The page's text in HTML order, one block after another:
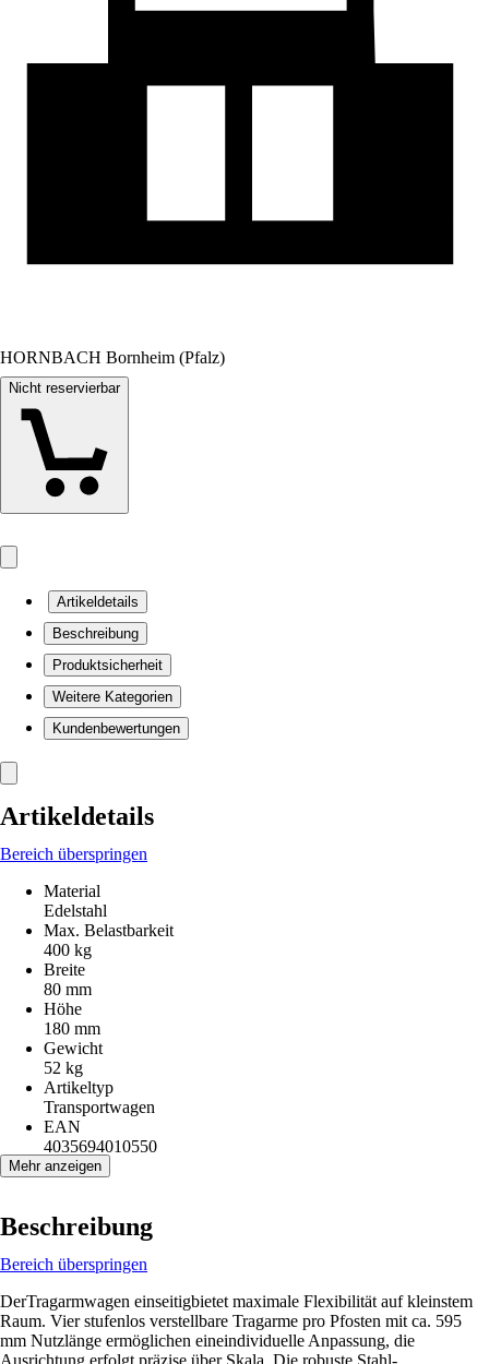
HORNBACH Bornheim (Pfalz)
Nicht reservierbar
Artikeldetails
Beschreibung
Produktsicherheit
Weitere Kategorien
Kundenbewertungen
Artikeldetails
Bereich überspringen
Material
Edelstahl
Max. Belastbarkeit
400 kg
Breite
80 mm
Höhe
180 mm
Gewicht
52 kg
Artikeltyp
Transportwagen
EAN
4035694010550
Mehr anzeigen
Beschreibung
Bereich überspringen
DerTragarmwagen einseitigbietet maximale Flexibilität auf kleinstem
Raum. Vier stufenlos verstellbare Tragarme pro Pfosten mit ca. 595
mm Nutzlänge ermöglichen eineindividuelle Anpassung, die
Ausrichtung erfolgt präzise über Skala. Die robuste Stahl-